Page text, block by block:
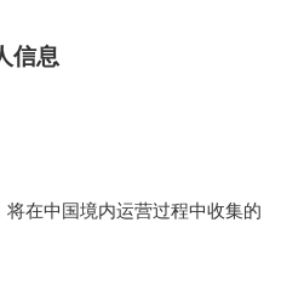
信息
在中国境内运营过程中收集的